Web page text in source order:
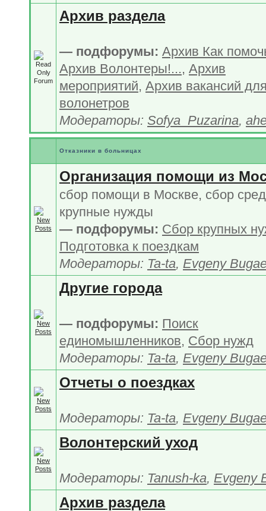
Архив раздела
— подфорумы: Архив Как
Архив Волонтеры!..., Архив
мероприятий, Архив вакансий
волонетров
Модераторы: Sofya_Puzarina,
Отказники в больницах
Организация помощи из
сбор помощи в Москве, сбор
крупные нужды
— подфорумы: Сбор крупных
Подготовка к поездкам
Модераторы: Ta-ta, Evgeny
Другие города
— подфорумы: Поиск
единомышленников, Сбор нужд
Модераторы: Ta-ta, Evgeny
Отчеты о поездках
Модераторы: Ta-ta, Evgeny
Волонтерский уход
Модераторы: Tanush-ka, Evgeny
Архив раздела